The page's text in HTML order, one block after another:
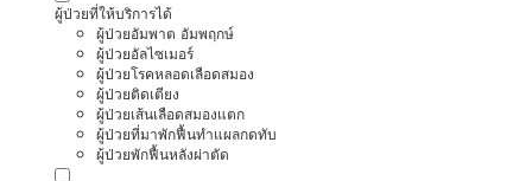
ผู้ป่วยที่ให้บริการได้
ผู้ป่วยอัมพาต อัมพฤกษ์
ผู้ป่วยอัลไซเมอร์
ผู้ป่วยโรคหลอดเลือดสมอง
ผู้ป่วยติดเตียง
ผู้ป่วยเส้นเลือดสมองแตก
ผู้ป่วยที่มาพักฟื้นทำแผลกดทับ
ผู้ป่วยพักฟื้นหลังผ่าตัด